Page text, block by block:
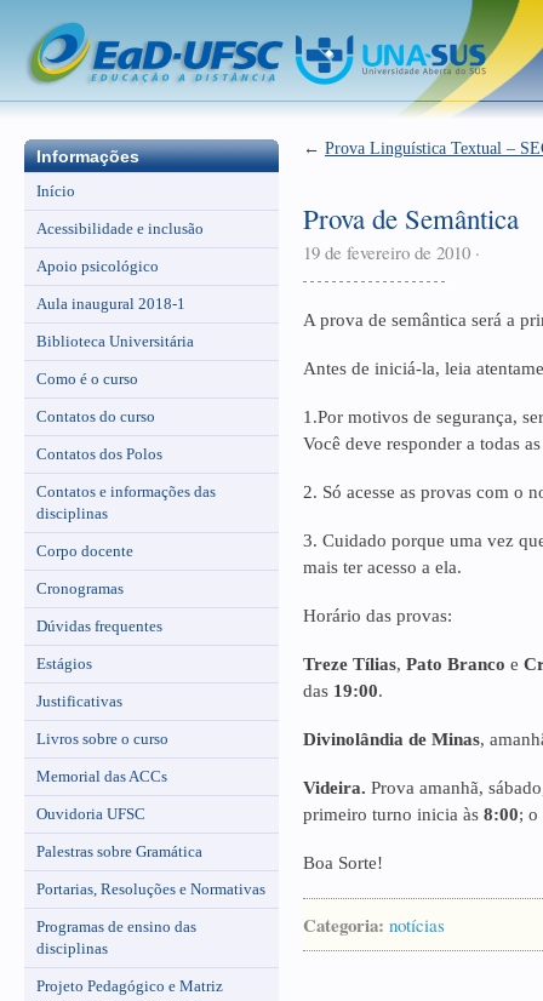
Informações
Início
Acessibilidade e inclusão
Apoio psicológico
Aula inaugural 2018-1
Biblioteca Universitária
Como é o curso
Contatos do curso
Contatos dos Polos
Contatos e informações das
disciplinas
Corpo docente
Cronogramas
Dúvidas frequentes
Estágios
Justificativas
Livros sobre o curso
Memorial das ACCs
Ouvidoria UFSC
Palestras sobre Gramática
Portarias, Resoluções e Normativas
Programas de ensino das
disciplinas
Projeto Pedagógico e Matriz
← Prova Linguística Textual –
Prova de Semântica
19 de fevereiro de 2010 ·
A prova de semântica será a
Antes de iniciá-la, leia
1.Por motivos de segurança,
Você deve responder a todas
2. Só acesse as provas com o
3. Cuidado porque uma vez
mais ter acesso a ela.
Horário das provas:
Treze Tílias, Pato Branco e
das 19:00.
Divinolândia de Minas,
Videira. Prova amanhã,
primeiro turno inicia às 8:00; o
Boa Sorte!
Categoria: notícias